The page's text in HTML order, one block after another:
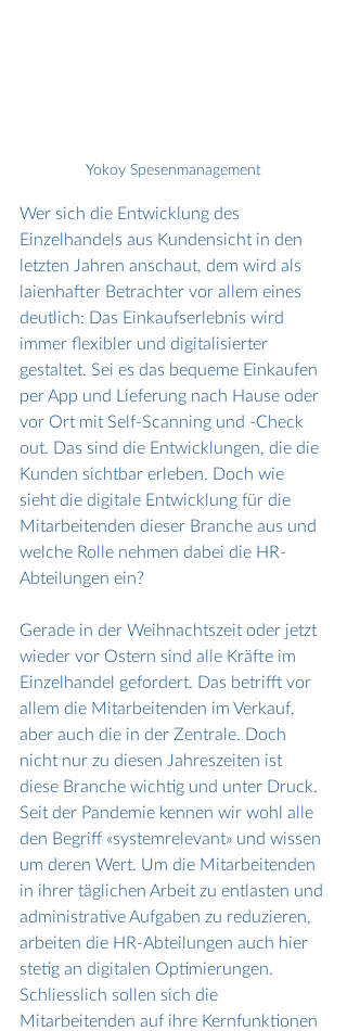
Yokoy Spesenmanagement
Wer sich die Entwicklung des
Einzelhandels aus Kundensicht in den
letzten Jahren anschaut, dem wird als
laienhafter Betrachter vor allem eines
deutlich: Das Einkaufserlebnis wird
immer flexibler und digitalisierter
gestaltet. Sei es das bequeme Einkaufen
per App und Lieferung nach Hause oder
vor Ort mit Self-Scanning und -Check
out. Das sind die Entwicklungen, die die
Kunden sichtbar erleben. Doch wie
sieht die digitale Entwicklung für die
Mitarbeitenden dieser Branche aus und
welche Rolle nehmen dabei die HR-
Abteilungen ein?
Gerade in der Weihnachtszeit oder jetzt
wieder vor Ostern sind alle Kräfte im
Einzelhandel gefordert. Das betrifft vor
allem die Mitarbeitenden im Verkauf,
aber auch die in der Zentrale. Doch
nicht nur zu diesen Jahreszeiten ist
diese Branche wichtig und unter Druck.
Seit der Pandemie kennen wir wohl alle
den Begriff «systemrelevant» und wissen
um deren Wert. Um die Mitarbeitenden
in ihrer täglichen Arbeit zu entlasten und
administrative Aufgaben zu reduzieren,
arbeiten die HR-Abteilungen auch hier
stetig an digitalen Optimierungen.
Schliesslich sollen sich die
Mitarbeitenden auf ihre Kernfunktionen